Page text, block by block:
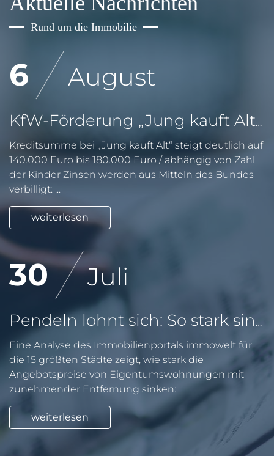
Rund um die Immobilie
6 August
KfW-Förderung „Jung kauft Alt“: Höhere Kredite ab August 2026
Kreditsumme bei „Jung kauft Alt“ steigt deutlich auf
140.000 Euro bis 180.000 Euro / abhängig von Zahl
der Kinder Zinsen werden aus Mitteln des Bundes
verbilligt: ...
weiterlesen
30 Juli
Pendeln lohnt sich: So stark sinken Wohnungspreise im Umland
Eine Analyse des Immobilienportals immowelt für
die 15 größten Städte zeigt, wie stark die
Angebotspreise von Eigentumswohnungen mit
zunehmender Entfernung sinken:
weiterlesen